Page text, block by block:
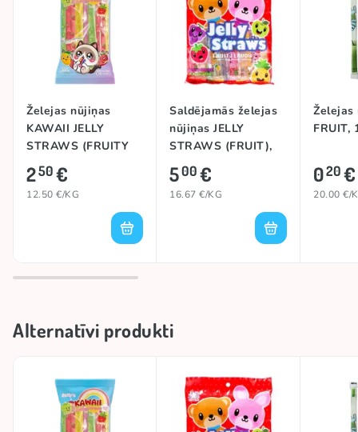
KAWAII
Želejas nūjiņas
KAWAII JELLY
STRAWS (FRUITY
ASSORTED), 200g
250€
12.50 €/KG
Saldējamās želejas
nūjiņas JELLY
STRAWS (FRUIT),
300g
500€
16.67 €/KG
Želejas
FRUIT,
020€
20.00 €/
Alternatīvi produkti